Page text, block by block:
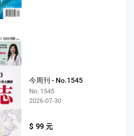
今周刊 - No.1545
No. 1545
2026-07-30
$ 99 元